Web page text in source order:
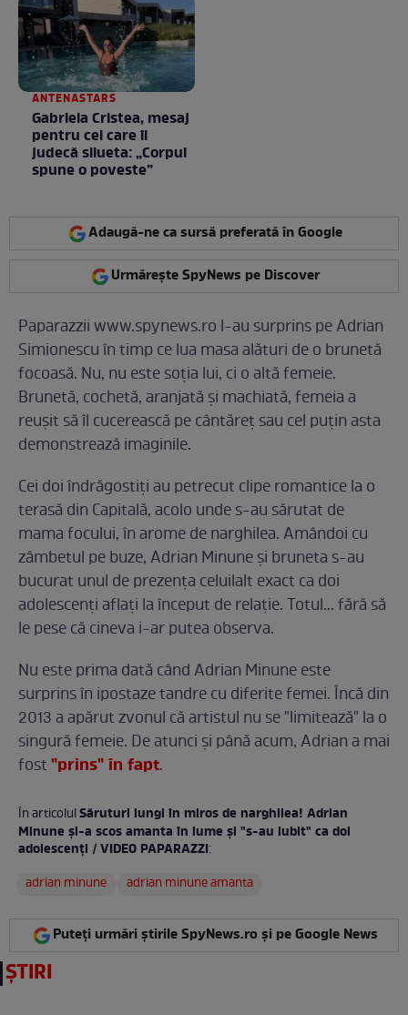
ANTENASTARS
Gabriela Cristea, mesaj
pentru cei care îi
judecă silueta: „Corpul
spune o poveste”
Adaugă-ne ca sursă preferată în Google
Urmărește SpyNews pe Discover
Paparazzii www.spynews.ro l-au surprins pe Adrian
Simionescu în timp ce lua masa alături de o brunetă
focoasă. Nu, nu este soţia lui, ci o altă femeie.
Brunetă, cochetă, aranjată şi machiată, femeia a
reuşit să îl cucerească pe cântăreţ sau cel puţin asta
demonstrează imaginile.
Cei doi îndrăgostiţi au petrecut clipe romantice la o
terasă din Capitală, acolo unde s-au sărutat de
mama focului, în arome de narghilea. Amândoi cu
zâmbetul pe buze, Adrian Minune şi bruneta s-au
bucurat unul de prezenţa celuilalt exact ca doi
adolescenţi aflaţi la început de relaţie. Totul... fără să
le pese că cineva i-ar putea observa.
Nu este prima dată când Adrian Minune este
surprins în ipostaze tandre cu diferite femei. Încă din
2013 a apărut zvonul că artistul nu se "limitează" la o
singură femeie. De atunci şi până acum, Adrian a mai
fost"prins" în fapt.
În articolulSăruturi lungi în miros de narghilea! Adrian
Minune şi-a scos amanta în lume şi "s-au iubit" ca doi
adolescenţi / VIDEO PAPARAZZI:
adrian minune
adrian minune amanta
Puteți urmări știrile SpyNews.ro și pe Google News
ȘTIRI